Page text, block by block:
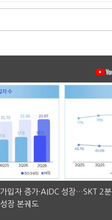
가입자 증가·AIDC 성장…SKT 2
성장 본궤도